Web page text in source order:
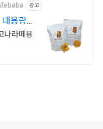
광고
대용량
나라떼용